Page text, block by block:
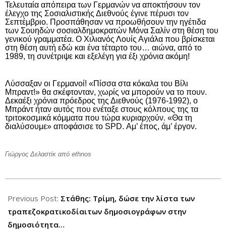
Τελευταία απόπειρα των Γερμανών να αποκτήσουν τον
έλεγχο της Σοσιαλιστικής Διεθνούς έγινε πέρυσι τον
Σεπτέμβριο. Προσπάθησαν να προωθήσουν την ηγέτιδα
των Σουη­δών σοσιαλδημοκρατών Μόνα Σαλίν στη θέση του
γενικού γραμματέα. Ο Χιλιανός Λουίς Αγιάλα που βρίσκεται
στη θέση αυτή εδώ και ένα τέταρτο του… αιώνα, από το
1989, τη συνέτριψε και εξελέγη για έξι χρόνια ακόμη!
Λύσσαξαν οι Γερμανοί! «Πίσσα στα κόκαλα του Βίλι
Μπραντ!» θα σκέφτονταν, χωρίς να μπορούν να το πουν.
Δεκαέξι χρόνια πρόεδρος της Διεθνούς (1976-1992), ο
Μπράντ ήταν αυτός που ενέταξε στους κόλπους της τα
τριτοκοσμικά κόμματα που τώρα κυριαρχούν. «Θα τη
διαλύσουμε» αποφάσισε το SPD. Αμ’ έπος, άμ’ έργον.
Γιώργος Δελαστίκ από ethnos
05-
19
Previous Post: Στάθης: Τρίμη, δώσε την λίστα των
τραπεζοκρατικοδίαιτων δημοσιογράφων στην
δημοσιότητα…